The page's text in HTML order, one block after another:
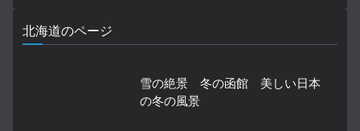
北海道のページ
雪の絶景 冬の函館 美しい日本
の冬の風景